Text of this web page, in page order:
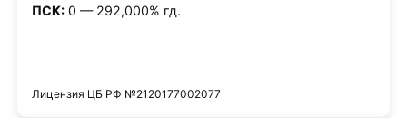
ПСК:0 — 292,000% гд.
Лицензия ЦБ РФ №2120177002077